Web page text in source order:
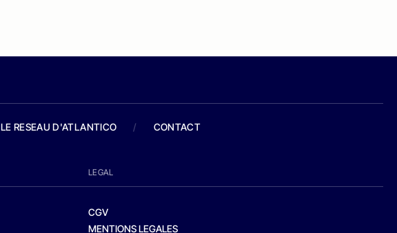
LE RESEAU D'ATLANTICO / CONTACT
LEGAL
CGV
MENTIONS LEGALES